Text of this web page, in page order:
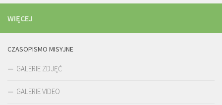
WIĘCEJ
CZASOPISMO MISYJNE
GALERIE ZDJĘĆ
GALERIE VIDEO